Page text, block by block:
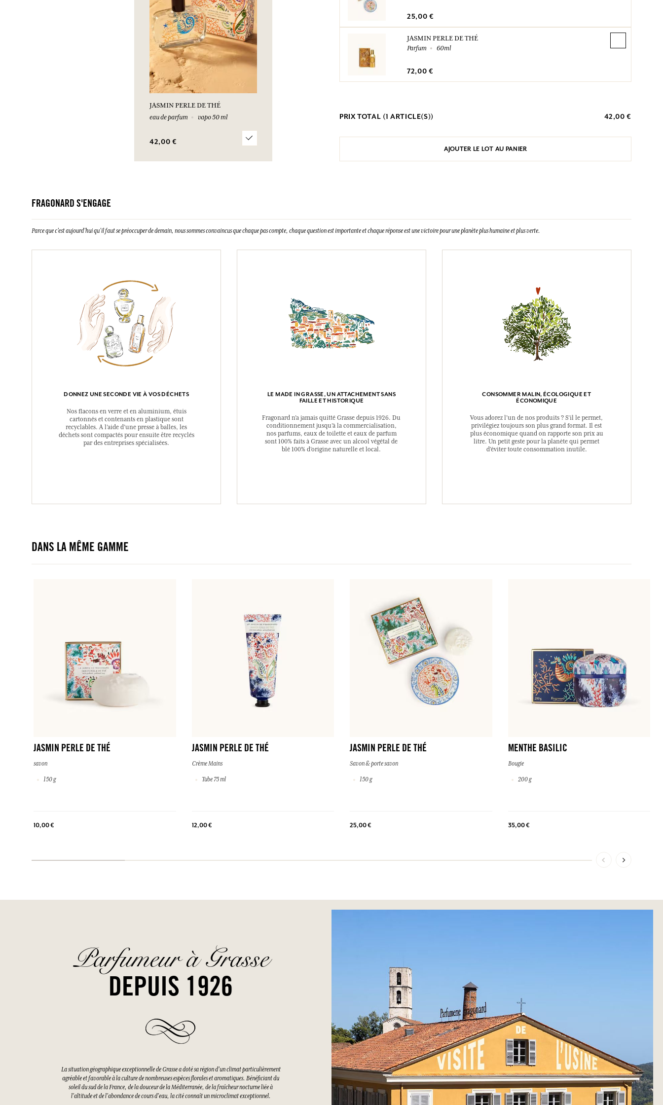
JASMIN PERLE DE THÉ
eau de parfum
vapo 50 ml
42,00 €
25,00 €
JASMIN PERLE DE THÉ
Parfum
60ml
72,00 €
PRIX TOTAL (1 ARTICLE(S)) 42,00 €
AJOUTER LE LOT AU PANIER
FRAGONARD S'ENGAGE
Parce que c’est aujourd’hui qu’il faut se préoccuper de demain, nous sommes convaincus que chaque pas compte, chaque question est importante et chaque réponse est une victoire pour une planète plus humaine et plus verte.
CONSOMMER MALIN, ÉCOLOGIQUE ET
ÉCONOMIQUE
Vous adorez l’un de nos produits ? S’il le permet,
privilégiez toujours son plus grand format. Il est
plus économique quand on rapporte son prix au
litre. Un petit geste pour la planète qui permet
d’éviter toute consommation inutile.
DONNEZ UNE SECONDE VIE À VOS DÉCHETS
Nos flacons en verre et en aluminium, étuis
cartonnés et contenants en plastique sont
recyclables. A l’aide d’une presse à balles, les
déchets sont compactés pour ensuite être recyclés
par des entreprises spécialisées.
LE MADE IN GRASSE, UN ATTACHEMENT SANS
FAILLE ET HISTORIQUE
Fragonard n’a jamais quitté Grasse depuis 1926. Du
conditionnement jusqu’à la commercialisation,
nos parfums, eaux de toilette et eaux de parfum
sont 100% faits à Grasse avec un alcool végétal de
blé 100% d’origine naturelle et local.
DANS LA MÊME GAMME
JASMIN PERLE DE THÉ
savon
150 g
10,00 €
JASMIN PERLE DE THÉ
Crème Mains
Tube 75 ml
12,00 €
JASMIN PERLE DE THÉ
Savon & porte savon
150 g
25,00 €
MENTHE BASILIC
Bougie
200 g
35,00 €
Parfumeur à Grasse
DEPUIS 1926
La situation géographique exceptionnelle de Grasse a doté sa région d'un climat particulièrement
agréable et favorable à la culture de nombreuses espèces florales et aromatiques. Bénéficiant du
soleil du sud de la France, de la douceur de la Méditerranée, de la fraîcheur nocturne liée à
l'altitude et de l'abondance de cours d'eau, la cité connaît un microclimat exceptionnel.